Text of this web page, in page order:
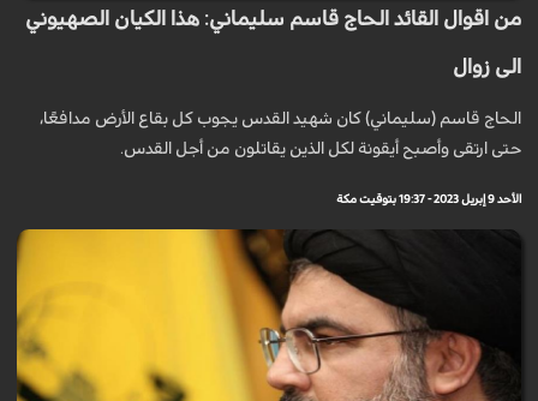
من اقوال القائد الحاج قاسم سليماني: هذا الكيان الصهيوني
الى زوال
الحاج قاسم (سليماني) كان شهيد القدس يجوب كل بقاع الأرض مدافعًا،
حتى ارتقى وأصبح أيقونة لكل الذين يقاتلون من أجل القدس.
الأحد 9 إبريل 2023 - 19:37 بتوقيت مكة